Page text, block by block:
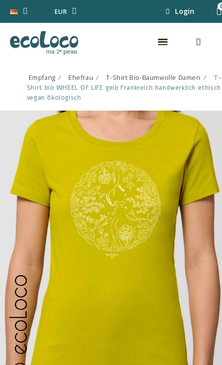
EUR Login
Empfang Ehefrau T-Shirt Bio-Baumwolle Damen
T-
Shirt bio WHEEL OF LIFE gelb Frankreich handwerklich ethisch
vegan ökologisch